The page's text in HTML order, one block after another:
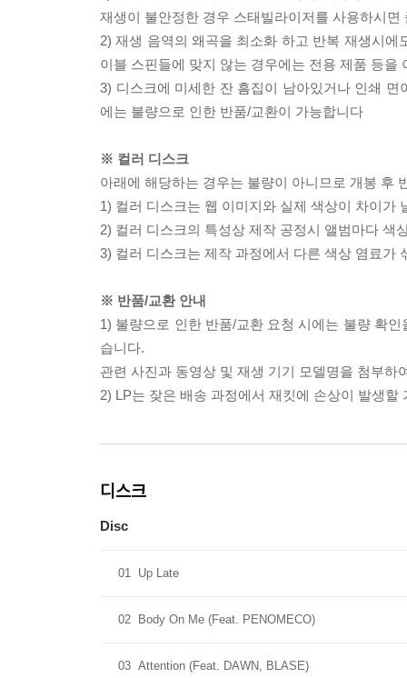
재생이 불안정한 경우 스태빌라이저를 사용하시
2) 재생 음역의 왜곡을 최소화 하고 반복 재생시
이블 스핀들에 맞지 않는 경우에는 전용 제품 등
3) 디스크에 미세한 잔 흠집이 남아있거나 인쇄
에는 불량으로 인한 반품/교환이 가능합니다
※ 컬러 디스크
아래에 해당하는 경우는 불량이 아니므로 개봉 후
1) 컬러 디스크는 웹 이미지와 실제 색상이 차이가
2) 컬러 디스크의 특성상 제작 공정시 앨범마다 색
3) 컬러 디스크는 제작 과정에서 다른 색상 염료가
※ 반품/교환 안내
1) 불량으로 인한 반품/교환 요청 시에는 불량 확
습니다.
관련 사진과 동영상 및 재생 기기 모델명을 첨부하
2) LP는 잦은 배송 과정에서 재킷에 손상이 발생
디스크
Disc
01 Up Late
02 Body On Me (Feat. PENOMECO)
03 Attention (Feat. DAWN, BLASE)